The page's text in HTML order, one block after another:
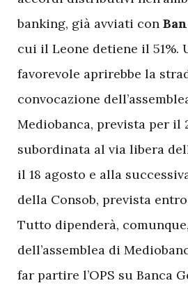
banking, già avviati con
cui il Leone detiene il 51%.
favorevole aprirebbe la
convocazione
Mediobanca, prevista per il
subordinata al via libera
il 18 agosto e alla
della Consob, prevista
Tutto dipenderà,
dell’assemblea di
far partire l’OPS su Banca